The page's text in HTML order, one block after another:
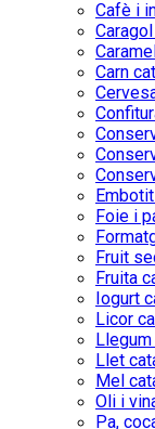
Cafè i
Carn
Foie i
Fruit
Fruita
Iogurt
Licor
Llet
Mel
Oli i
Pa,